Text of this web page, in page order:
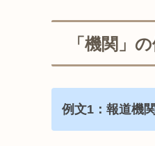
「機関」
例文1：報道機